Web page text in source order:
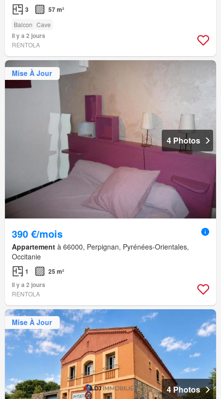
3 57 m²
Balcon Cave
Il y a 2 jours
RENTOLA
Mise À Jour
4 Photos
390 €/mois
Appartement à 66000, Perpignan, Pyrénées-Orientales,
Occitanie
1
25 m²
Il y a 2 jours
RENTOLA
Mise À Jour
4 Photos